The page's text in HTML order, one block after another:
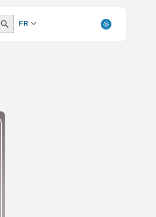
Search
Button
FR